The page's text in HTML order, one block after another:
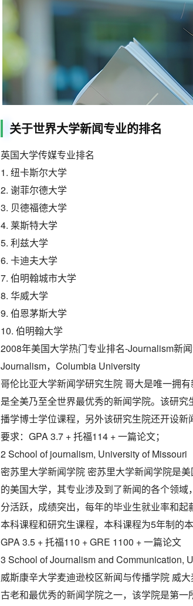
关于世界大学新闻专业的排名
英国大学传媒专业排名
1. 纽卡斯尔大学
2. 谢菲尔德大学
3. 贝德福德大学
4. 莱斯特大学
5. 利兹大学
6. 卡迪夫大学
7. 伯明翰城市大学
8. 华威大学
9. 伯恩茅斯大学
10. 伯明翰大学
2008年美国大学热门专业排名-Journalism新
Journalism，Columbia University
哥伦比亚大学新闻学研究生院 哥大是唯一拥
是全美乃至全世界最优秀的新闻学院。该研
播学博士学位课程，另外该研究生院还开设
要求：GPA 3.7 + 托福114 + 一篇论文；
2 School of journalism, University of Missouri
密苏里大学新闻学院 密苏里大学新闻学院是
的美国大学，其专业涉及到了新闻的各个领
分活跃，成绩突出，每年的毕业生就业率和
本科课程和研究生课程，本科课程为5年制的
GPA 3.5 + 托福110 + GRE 1100 + 一篇论文
3 School of Journalism and Communication,
威斯康辛大学麦迪逊校区新闻与传播学院 威
古老和最优秀的新闻学院之一，该学院是第